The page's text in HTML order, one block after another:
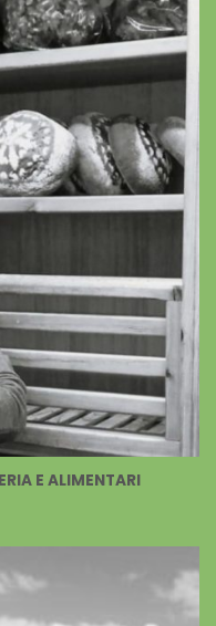
E ALIMENTARI